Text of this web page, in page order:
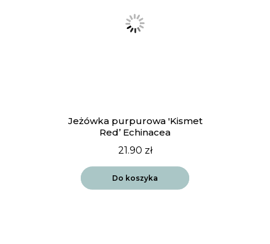
Jeżówka purpurowa 'Kismet
Red’ Echinacea
21.90 zł
Do koszyka